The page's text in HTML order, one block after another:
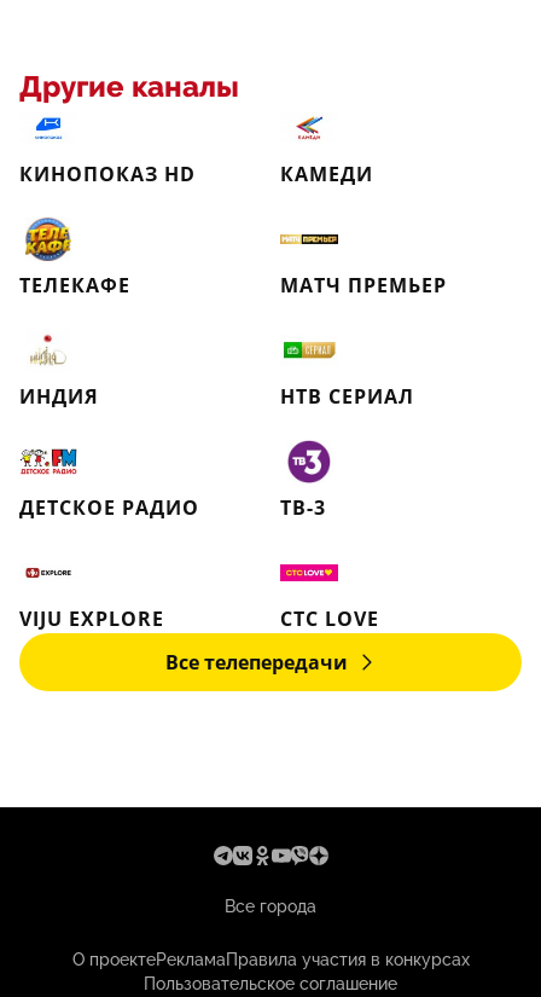
Другие каналы
КИНОПОКАЗ HD КАМЕДИ
ТЕЛЕКАФЕ МАТЧ ПРЕМЬЕР
ИНДИЯ НТВ СЕРИАЛ
ДЕТСКОЕ РАДИО ТВ-3
VIJU EXPLORE
СТС LOVE
Все телепередачи
Все города
О проектеРекламаПравила участия в конкурсах
Пользовательское соглашение